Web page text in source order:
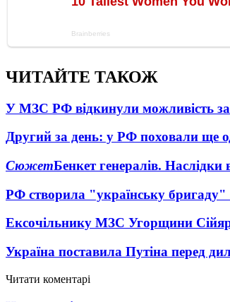
ЧИТАЙТЕ ТАКОЖ
У МЗС РФ відкинули можливість
Другий за день: у РФ поховали ще
СюжетБенкет генералів. Наслідки
РФ створила "українську бригаду"
Ексочільнику МЗС Угорщини
Україна поставила Путіна перед
Читати коментарі